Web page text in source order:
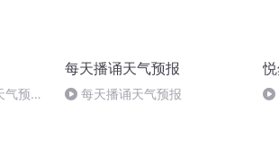
预报
每天播诵天气预报
每天播诵天气预报